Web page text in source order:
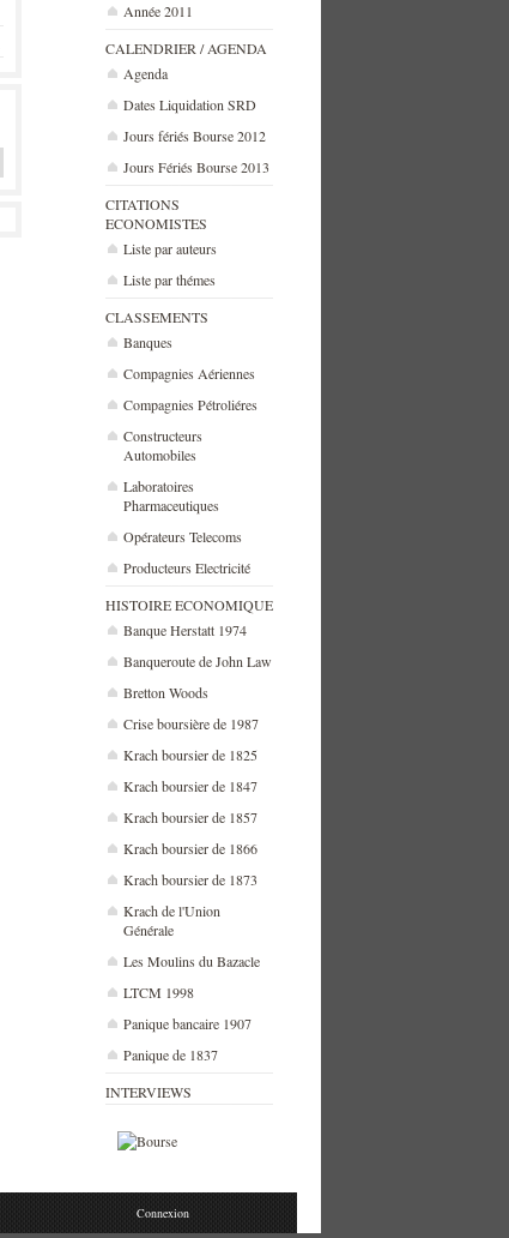
Année 2011
CALENDRIER / AGENDA
Agenda
Dates Liquidation SRD
Jours fériés Bourse 2012
Jours Fériés Bourse 2013
CITATIONS
ECONOMISTES
Liste par auteurs
Liste par thémes
CLASSEMENTS
Banques
Compagnies Aériennes
Compagnies Pétroliéres
Constructeurs
Automobiles
Laboratoires
Pharmaceutiques
Opérateurs Telecoms
Producteurs Electricité
HISTOIRE ECONOMIQUE
Banque Herstatt 1974
Banqueroute de John Law
Bretton Woods
Crise boursière de 1987
Krach boursier de 1825
Krach boursier de 1847
Krach boursier de 1857
Krach boursier de 1866
Krach boursier de 1873
Krach de l'Union
Générale
Les Moulins du Bazacle
LTCM 1998
Panique bancaire 1907
Panique de 1837
INTERVIEWS
Connexion